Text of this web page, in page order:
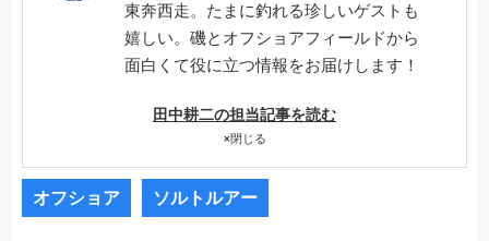
東奔西走。たまに釣れる珍しいゲストも
嬉しい。磯とオフショアフィールドから
面白くて役に立つ情報をお届けします！
田中耕二の担当記事を読む
×閉じる
オフショア ソルトルアー